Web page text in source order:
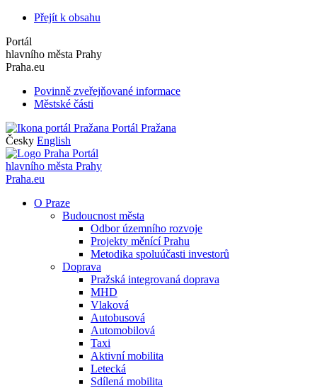
Přejít k obsahu
Portál
hlavního města Prahy
Praha.eu
Povinně zveřejňované informace
Městské části
Portál Pražana
Česky English
Portál
hlavního města Prahy
Praha.eu
O Praze
Budoucnost města
Odbor územního rozvoje
Projekty měnící Prahu
Metodika spoluúčasti investorů
Doprava
Pražská integrovaná doprava
MHD
Vlaková
Autobusová
Automobilová
Taxi
Aktivní mobilita
Letecká
Sdílená mobilita